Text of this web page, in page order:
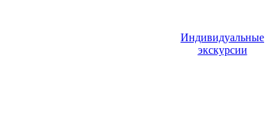
Индивидуальные
экскурсии